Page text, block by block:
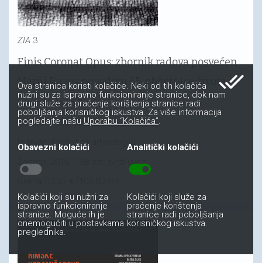
ZIA 3
Finis Coronat Opus: zbornik radova posvećen
Mariji Buzov povodom 65. obljetnice života
Urednik:Marko Dizdar
ISBN 978-953-6064-27-4
Izdavač: Institut za arheologiju
Zagreb, 2016., 168 str., tvrdi uvez
done_all
Ova stranica koristi kolačiće. Neki od tih kolačića
nužni su za ispravno funkcioniranje stranice, dok nam
drugi služe za praćenje korištenja stranice radi
poboljšanja korisničkog iskustva. Za više informacija
pogledajte našu Uporabu “Kolačića”.
Obavezni kolačići
toggle_off
Kolačići koji su nužni za
ispravno funkcioniranje
stranice. Moguće ih je
onemogućiti u postavkama
preglednika.
Analitički kolačići
toggle_on
Kolačići koji služe za
praćenje korištenja
stranice radi poboljšanja
korisničkog iskustva.